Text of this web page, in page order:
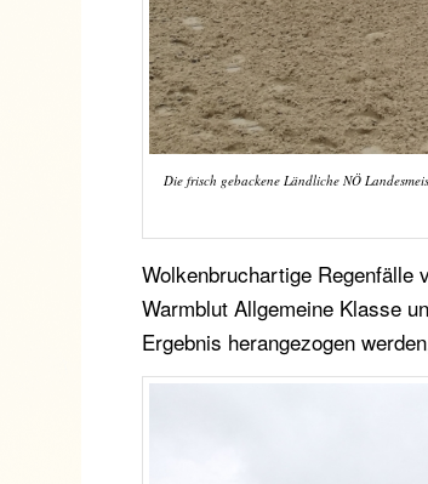
Die frisch gebackene Ländliche NÖ
Wolkenbruchartige Regenfälle
Warmblut Allgemeine Klasse
Ergebnis herangezogen